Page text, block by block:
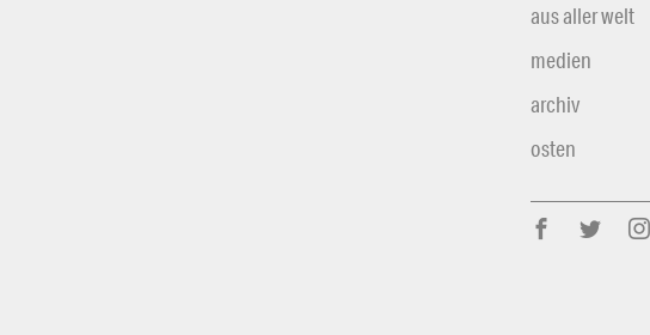
aus aller welt
medien
archiv
osten